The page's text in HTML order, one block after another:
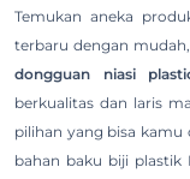
Temukan aneka
terbaru dengan
dongguan niasi
berkualitas dan laris
pilihan yang bisa kamu
bahan baku biji plastik